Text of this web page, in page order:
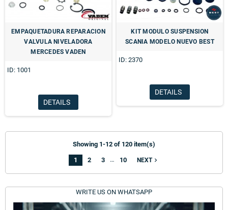
WRITE US ON WHATSAPP
EMPAQUETADURA REPARACION
VALVULA NIVELADORA
MERCEDES VADEN
ID: 1001
DETAILS
KIT MODULO SUSPENSION
SCANIA MODELO NUEVO BEST
ID: 2370
DETAILS
Showing 1-12 of 120 item(s)
1 2 3 … 10 NEXTnavigate_next